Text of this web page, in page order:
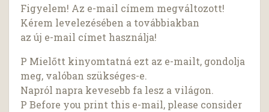
Figyelem! Az e-mail címem megváltozott!
Kérem levelezésében a továbbiakban
az új e-mail címet használja!
P Mielőtt kinyomtatná ezt az e-mailt, gondolja
meg, valóban szükséges-e.
Napról napra kevesebb fa lesz a világon.
P Before you print this e-mail, please consider